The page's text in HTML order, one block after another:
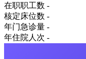
在职职工数 -
核定床位数 -
年门急诊量 -
年住院人次 -